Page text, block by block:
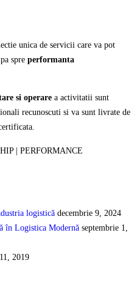
unica de servicii care va pot
spre performanta
si operare a activitatii sunt
recunoscuti si va sunt livrate de
| PERFORMANCE
logistică decembrie 9, 2024
în Logistica Modernă septembrie 1,
2019